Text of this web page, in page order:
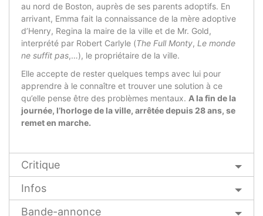
au nord de Boston, auprès de ses parents adoptifs. En
arrivant, Emma fait la connaissance de la mère adoptive
d’Henry, Regina la maire de la ville et de Mr. Gold,
interprété par Robert Carlyle (The Full Monty, Le monde
ne suffit pas,…), le propriétaire de la ville.
Elle accepte de rester quelques temps avec lui pour
apprendre à le connaître et trouver une solution à ce
qu’elle pense être des problèmes mentaux. A la fin de la
journée, l’horloge de la ville, arrêtée depuis 28 ans, se
remet en marche.
Critique
Infos
Bande-annonce